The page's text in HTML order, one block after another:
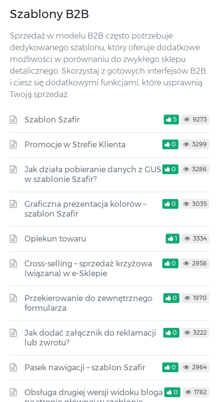
Szablony B2B
Sprzedaż w modelu B2B często potrzebuje
dedykowanego szablonu, który oferuje dodatkowe
możliwości w porównaniu do zwykłego sklepu
detalicznego. Skorzystaj z gotowych interfejsów B2B
i ciesz się dodatkowymi funkcjami, które usprawnią
Twoją sprzedaż.
Szablon Szafir 5 9273
Promocje w Strefie Klienta 0 3299
Jak działa pobieranie danych z GUS
w szablonie Szafir?
0 3286
Graficzna prezentacja kolorów –
szablon Szafir
0 3035
Opiekun towaru 1 3334
Cross-selling – sprzedaż krzyżowa
(wiązana) w e-Sklepie
0 2958
Przekierowanie do zewnętrznego
formularza
0 1970
Jak dodać załącznik do reklamacji
lub zwrotu?
0 3222
Pasek nawigacji – szablon Szafir 0 2964
Obsługa drugiej wersji widoku bloga
0 1782